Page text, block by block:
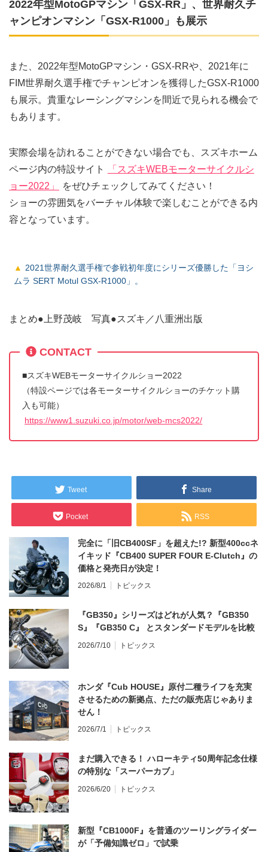
2022年型MotoGPマシン「GSX-RR」、世界耐久チ
ャンピオンマシン「GSX-R1000」も展示
また、2022年型MotoGPマシン・GSX-RRや、2021年に
FIM世界耐久選手権でチャンピオンを獲得したGSX-R1000
も展示。貴重なレーシングマシンを間近で見られる機会で
もあります。
実際会場を訪れることができない場合でも、スズキホーム
ページ内の特設サイト
「スズキWEBモーターサイクルシ
ョー2022」
をぜひチェックしてみてください！
ショーの雰囲気をバーチャル体験で楽しむことができる内
容となっています。
2021世界耐久選手権で参戦初年度にシリーズ優勝した「ヨシ
ムラ SERT Motul GSX-R1000」。
まとめ●上野茂岐 写真●スズキ／八重洲出版
CONTACT
■スズキWEBモーターサイクルショー2022
（特設ページでは各モーターサイクルショーのチケット購
入も可能）
https://www1.suzuki.co.jp/motor/web-mcs2022/
Tweet Share
Pocket RSS
完全に「旧CB400SF」を超えた!? 新型400ccネ
イキッド『CB400 SUPER FOUR E-Clutch』の
価格と発売日が決定！
2026/8/1 トピックス
『GB350』シリーズはどれが人気？『GB350
S』『GB350 C』 とスタンダードモデルを比較
2026/7/10 トピックス
ホンダ『Cub HOUSE』原付二種ライフを充実
させるための新拠点、ただの販売店じゃありま
せん！
2026/7/1 トピックス
まだ購入できる！ ハローキティ50周年記念仕様
の特別な「スーパーカブ」
2026/6/20 トピックス
新型『CB1000F』を普通のツーリングライダー
が「予備知識ゼロ」で試乗